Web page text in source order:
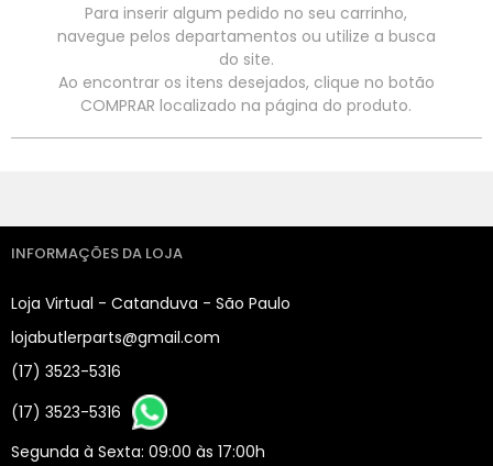
Para inserir algum pedido no seu carrinho,
navegue pelos departamentos ou utilize a busca
do site.
Ao encontrar os itens desejados, clique no botão
COMPRAR localizado na página do produto.
INFORMAÇÕES DA LOJA
Loja Virtual - Catanduva - São Paulo
lojabutlerparts@gmail.com
(17) 3523-5316
(17) 3523-5316
Segunda à Sexta: 09:00 às 17:00h